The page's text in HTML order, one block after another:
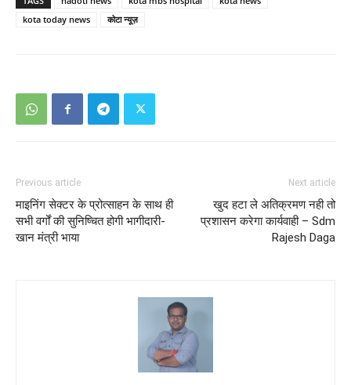
kota today news
कोटा न्यूज़
Previous article
माइनिंग सेक्टर के प्रोत्साहन के साथ ही
सभी वर्गों की सुनिष्चित होगी भागीदारी-
खान मंत्री भाया
Next article
खुद हटा ले अतिक्रमण नही तो
प्रशासन करेगा कार्यवाही – Sdm
Rajesh Daga